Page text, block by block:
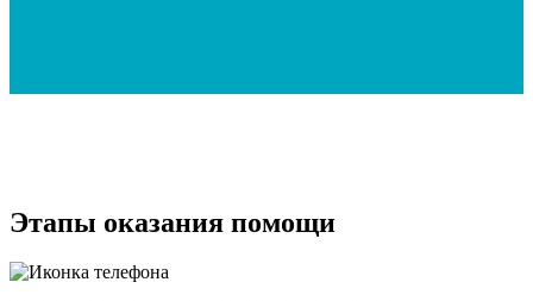
Этапы оказания помощи